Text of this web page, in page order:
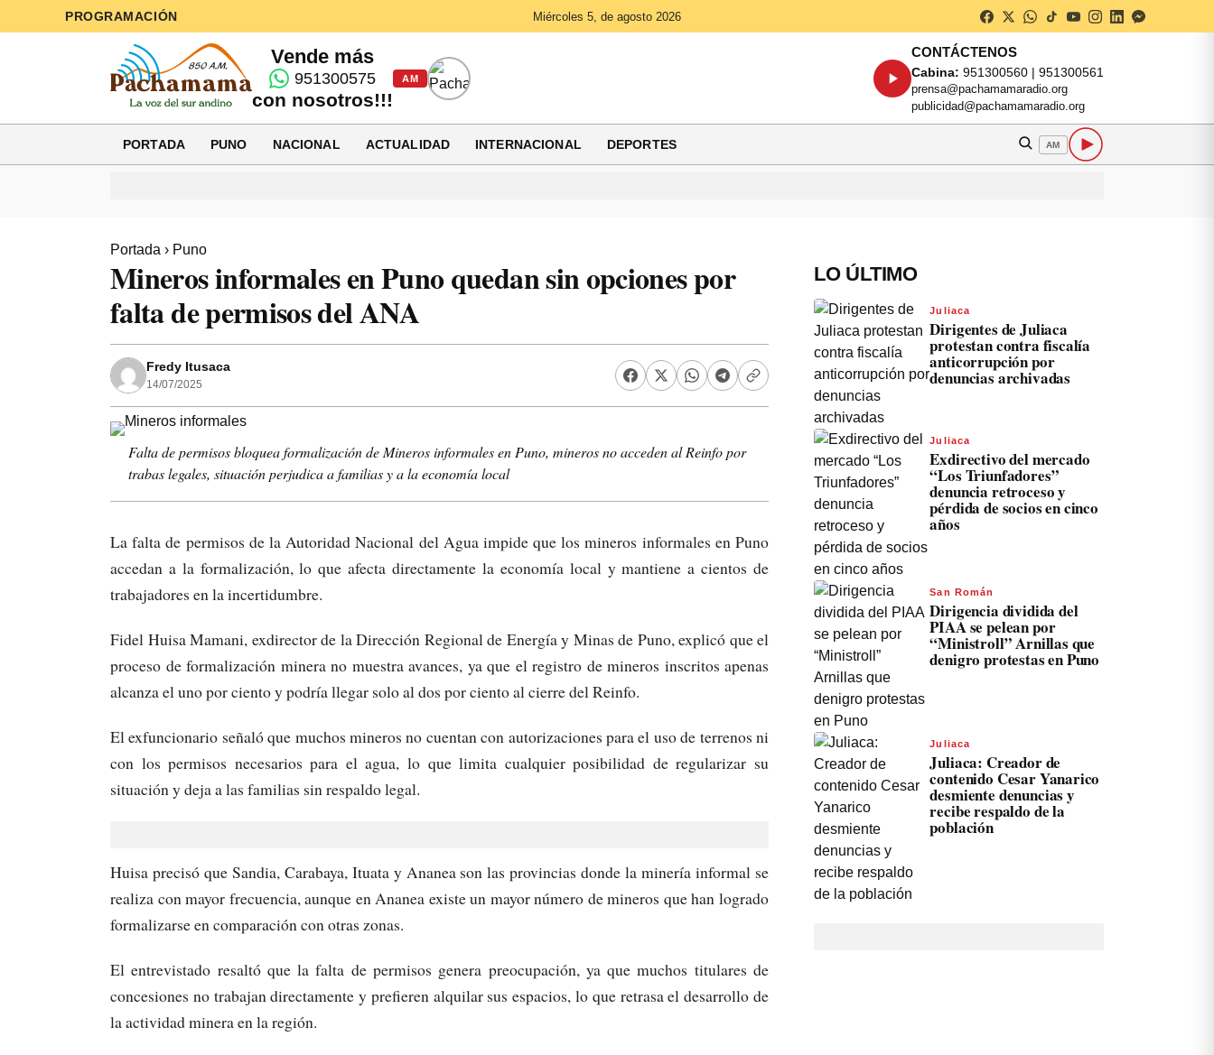
PROGRAMACIÓN Miércoles 5, de agosto 2026
Vende más
951300575
con nosotros!!!
AM
CONTÁCTENOS
Cabina: 951300560 | 951300561
prensa@pachamamaradio.org
publicidad@pachamamaradio.org
PORTADA PUNO NACIONAL ACTUALIDAD INTERNACIONAL DEPORTES AM
Portada › Puno
Mineros informales en Puno quedan sin opciones por
falta de permisos del ANA
Fredy Itusaca
14/07/2025
Falta de permisos bloquea formalización de Mineros informales en Puno, mineros no acceden al Reinfo por
trabas legales, situación perjudica a familias y a la economía local
La falta de permisos de la Autoridad Nacional del Agua impide que los mineros informales en Puno
accedan a la formalización, lo que afecta directamente la economía local y mantiene a cientos de
trabajadores en la incertidumbre.
Fidel Huisa Mamani, exdirector de la Dirección Regional de Energía y Minas de Puno, explicó que el
proceso de formalización minera no muestra avances, ya que el registro de mineros inscritos apenas
alcanza el uno por ciento y podría llegar solo al dos por ciento al cierre del Reinfo.
El exfuncionario señaló que muchos mineros no cuentan con autorizaciones para el uso de terrenos ni
con los permisos necesarios para el agua, lo que limita cualquier posibilidad de regularizar su
situación y deja a las familias sin respaldo legal.
Huisa precisó que Sandia, Carabaya, Ituata y Ananea son las provincias donde la minería informal se
realiza con mayor frecuencia, aunque en Ananea existe un mayor número de mineros que han logrado
formalizarse en comparación con otras zonas.
El entrevistado resaltó que la falta de permisos genera preocupación, ya que muchos titulares de
concesiones no trabajan directamente y prefieren alquilar sus espacios, lo que retrasa el desarrollo de
la actividad minera en la región.
LO ÚLTIMO
Juliaca
Dirigentes de Juliaca
protestan contra fiscalía
anticorrupción por
denuncias archivadas
Juliaca
Exdirectivo del mercado
“Los Triunfadores”
denuncia retroceso y
pérdida de socios en cinco
años
San Román
Dirigencia dividida del
PIAA se pelean por
“Ministroll” Arnillas que
denigro protestas en Puno
Juliaca
Juliaca: Creador de
contenido Cesar Yanarico
desmiente denuncias y
recibe respaldo de la
población